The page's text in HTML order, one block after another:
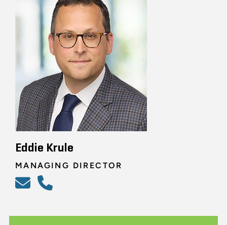
Eddie Krule
MANAGING DIRECTOR